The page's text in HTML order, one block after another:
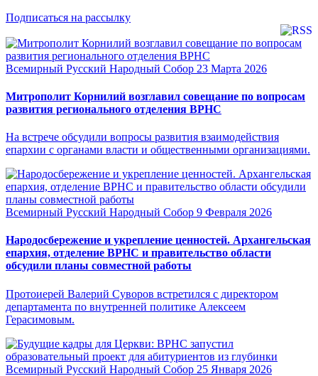
Подписаться на рассылку
Всемирный Русский Народный Собор 23 Марта 2026
Митрополит Корнилий возглавил совещание по вопросам
развития регионального отделения ВРНС
На встрече обсудили вопросы развития взаимодействия
епархии с органами власти и общественными организациями.
Всемирный Русский Народный Собор 9 Февраля 2026
Народосбережение и укрепление ценностей. Архангельская
епархия, отделение ВРНС и правительство области
обсудили планы совместной работы
Протоиерей Валерий Суворов встретился с директором
департамента по внутренней политике Алексеем
Герасимовым.
Всемирный Русский Народный Собор 25 Января 2026